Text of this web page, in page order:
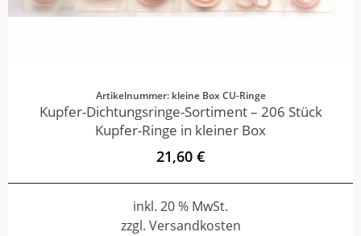
Artikelnummer: kleine Box CU-Ringe
Kupfer-Dichtungsringe-Sortiment – 206 Stück
Kupfer-Ringe in kleiner Box
21,60 €
inkl. 20 % MwSt.
zzgl. Versandkosten